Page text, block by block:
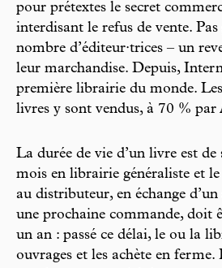
pour prétextes le secret
interdisant le refus de vente.
nombre d’éditeur·trices – un
leur marchandise. Depuis,
première librairie du monde.
livres y sont vendus, à 70 % par
La durée de vie d’un livre est de
mois en librairie généraliste et
au distributeur, en échange
une prochaine commande, doit
un an : passé ce délai, le ou la
ouvrages et les achète en